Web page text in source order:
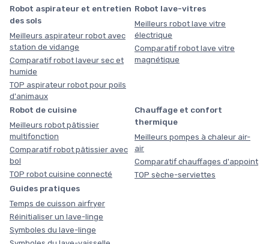
Robot aspirateur et entretien
des sols
Meilleurs aspirateur robot avec
station de vidange
Comparatif robot laveur sec et
humide
TOP aspirateur robot pour poils
d'animaux
Robot lave-vitres
Meilleurs robot lave vitre
électrique
Comparatif robot lave vitre
magnétique
Robot de cuisine
Meilleurs robot pâtissier
multifonction
Comparatif robot pâtissier avec
bol
TOP robot cuisine connecté
Chauffage et confort
thermique
Meilleurs pompes à chaleur air-
air
Comparatif chauffages d'appoint
TOP sèche-serviettes
Guides pratiques
Temps de cuisson airfryer
Réinitialiser un lave-linge
Symboles du lave-linge